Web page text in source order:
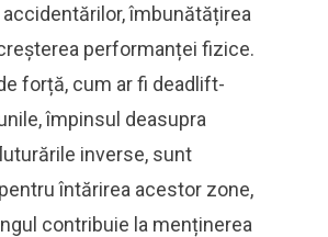
îmbunătățirea
performanței fizice.
forță, cum ar fi deadlift-
împinsul deasupra
inverse, sunt
întărirea acestor zone,
contribuie la menținerea